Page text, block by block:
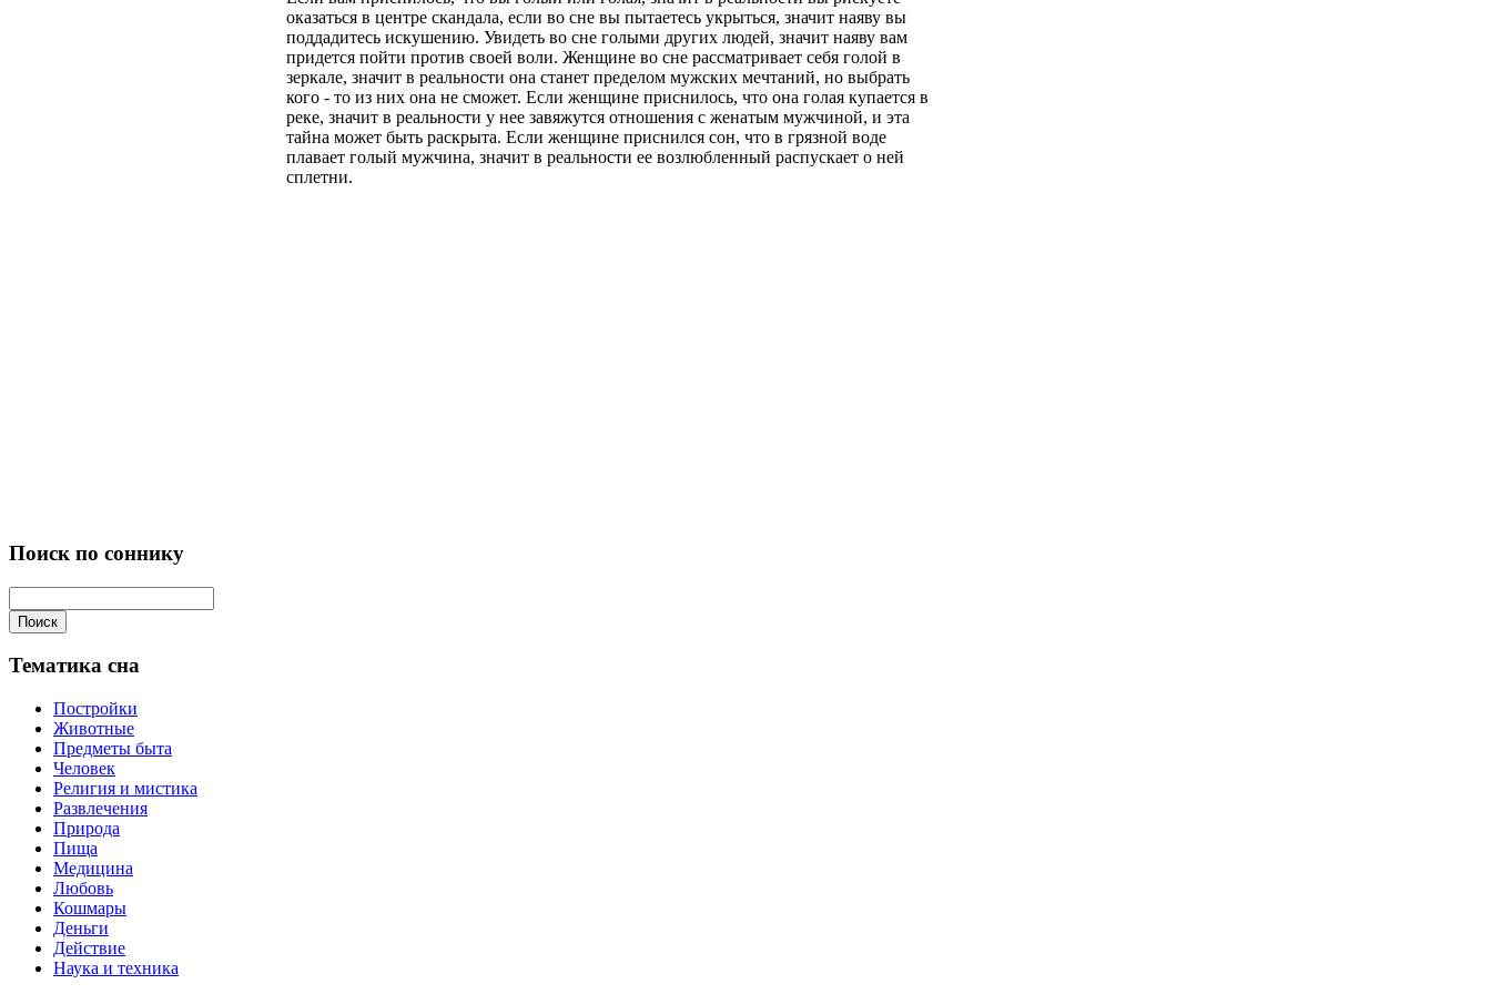
оказаться в центре скандала, если во сне вы пытаетесь укрыться, значит наяву вы
поддадитесь искушению. Увидеть во сне голыми других людей, значит наяву вам
придется пойти против своей воли. Женщине во сне рассматривает себя голой в
зеркале, значит в реальности она станет пределом мужских мечтаний, но выбрать
кого - то из них она не сможет. Если женщине приснилось, что она голая купается в
реке, значит в реальности у нее завяжутся отношения с женатым мужчиной, и эта
тайна может быть раскрыта. Если женщине приснился сон, что в грязной воде
плавает голый мужчина, значит в реальности ее возлюбленный распускает о ней
сплетни.
Поиск по соннику
Поиск
Тематика сна
Постройки
Животные
Предметы быта
Человек
Религия и мистика
Развлечения
Природа
Пища
Медицина
Любовь
Кошмары
Деньги
Действие
Наука и техника